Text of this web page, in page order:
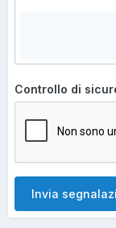
Controllo di
Invia